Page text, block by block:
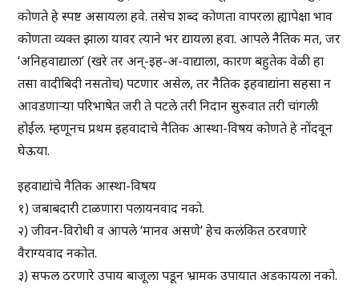
कोणते हे स्पष्ट असायला हवे. तसेच शब्द कोणता वापरला ह्यापेक्षा भाव
कोणता व्यक्त झाला यावर त्याने भर द्यायला हवा. आपले नैतिक मत, जर
‘अनिहवाद्याला’ (खरे तर अन्-इह-अ-वाद्याला, कारण बहुतेक वेळी हा
तसा वादीबिदी नसतोच) पटणार असेल, तर नैतिक इहवाद्यांना सहसा न
आवडणाऱ्या परिभाषेत जरी ते पटले तरी निदान सुरुवात तरी चांगली
होईल. म्हणूनच प्रथम इहवादाचे नैतिक आस्था-विषय कोणते हे नोंदवून
घेऊया.
इहवाद्यांचे नैतिक आस्था-विषय
१) जबाबदारी टाळणारा पलायनवाद नको.
२) जीवन-विरोधी व आपले ‘मानव असणे’ हेच कलंकित ठरवणारे
वैराग्यवाद नकोत.
३) सफल ठरणारे उपाय बाजूला पडून भ्रामक उपायात अडकायला नको.